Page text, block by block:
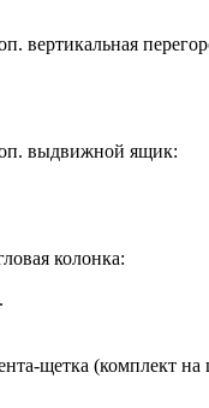
вертикальная
выдвижной ящик:
колонка:
щетка (комплект на